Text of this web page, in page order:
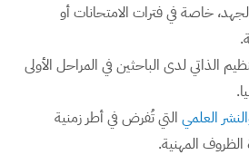
خاصة في فترات الامتحانات أو
الذاتي لدى الباحثين في المراحل الأولى
العلمي التي تُفرض في أطر زمنية
المهنية.